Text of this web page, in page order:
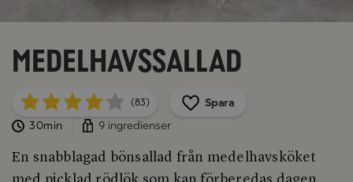
Medelhavssallad
(83)
Spara
30min
9 ingredienser
En snabblagad bönsallad från medelhavsköket